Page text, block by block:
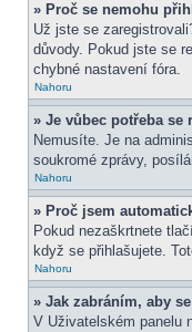
» Proč se nemohu
Už jste se
důvody. Pokud jste se
chybné nastavení fóra.
Nahoru
» Je vůbec potřeba se
Nemusíte. Je na
soukromé zprávy,
Nahoru
» Proč jsem
Pokud nezaškrtnete
když se přihlašujete.
Nahoru
» Jak zabráním, aby
V Uživatelském panelu